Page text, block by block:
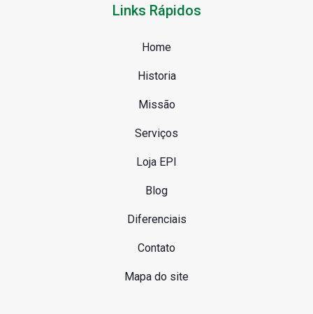
Links Rápidos
Home
Historia
Missão
Serviços
Loja EPI
Blog
Diferenciais
Contato
Mapa do site